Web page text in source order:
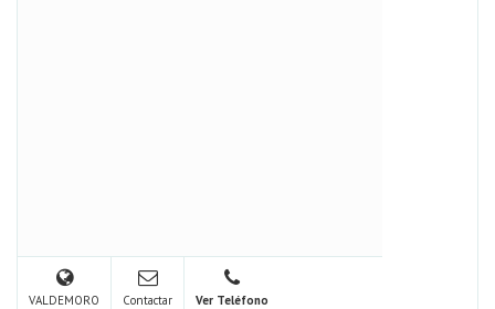
VALDEMORO Contactar Ver Teléfono